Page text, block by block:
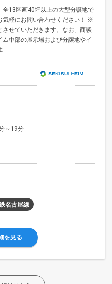
全13区画40坪以上の大型分譲地で
気軽にお問い合わせください！ ※
せていただきます。なお、商談
中部の展示場および分譲地やイ
...
～19分
名古屋線
を見る